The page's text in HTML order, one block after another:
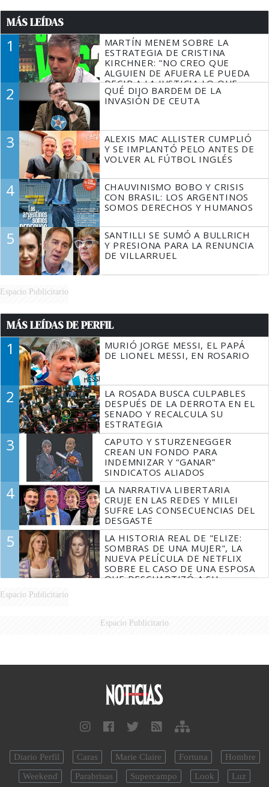
MÁS LEÍDAS
1
MARTÍN MENEM SOBRE LA
ESTRATEGIA DE CRISTINA
KIRCHNER: "NO CREO QUE
ALGUIEN DE AFUERA LE PUEDA
DECIR A LA JUSTICIA LO QUE
TIENE QUE HACER"
2
QUÉ DIJO BARDEM DE LA
INVASIÓN DE CEUTA
3
ALEXIS MAC ALLISTER CUMPLIÓ
Y SE IMPLANTÓ PELO ANTES DE
VOLVER AL FÚTBOL INGLÉS
4
CHAUVINISMO BOBO Y CRISIS
CON BRASIL: LOS ARGENTINOS
SOMOS DERECHOS Y HUMANOS
5
SANTILLI SE SUMÓ A BULLRICH
Y PRESIONA PARA LA RENUNCIA
DE VILLARRUEL
Espacio Publicitario
MÁS LEÍDAS DE PERFIL
1
MURIÓ JORGE MESSI, EL PAPÁ
DE LIONEL MESSI, EN ROSARIO
2
LA ROSADA BUSCA CULPABLES
DESPUÉS DE LA DERROTA EN EL
SENADO Y RECALCULA SU
ESTRATEGIA
3
CAPUTO Y STURZENEGGER
CREAN UN FONDO PARA
INDEMNIZAR Y “GANAR”
SINDICATOS ALIADOS
4
LA NARRATIVA LIBERTARIA
CRUJE EN LAS REDES Y MILEI
SUFRE LAS CONSECUENCIAS DEL
DESGASTE
5
LA HISTORIA REAL DE "ELIZE:
SOMBRAS DE UNA MUJER", LA
NUEVA PELÍCULA DE NETFLIX
SOBRE EL CASO DE UNA ESPOSA
QUE DESCUARTIZÓ A SU
Espacio Publicitario
Espacio Publicitario
Diario Perfil Caras Marie Claire Fortuna
Hombre
Weekend
Parabrisas Supercampo Look Luz